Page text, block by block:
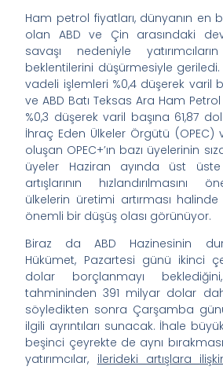
Ham petrol fiyatları, dünyanın en
olan ABD ve Çin arasındaki
savaşı nedeniyle
beklentilerini düşürmesiyle
vadeli işlemleri %0,4 düşerek varil
ve ABD Batı Teksas Ara Ham
%0,3 düşerek varil başına 61,87
İhraç Eden Ülkeler Örgütü (OPEC)
oluşan OPEC+’ın bazı üyelerinin
üyeler Haziran ayında üst
artışlarının hızlandırılmasını
ülkelerin üretimi artırması
önemli bir düşüş olası görünüyor.
Biraz da ABD Hazinesinin
Hükümet, Pazartesi günü ikinci
dolar borçlanmayı
tahmininden 391 milyar dolar
söyledikten sonra Çarşamba
ilgili ayrıntıları sunacak. İhale
beşinci çeyrekte de aynı
yatırımcılar, ilerideki artışlara